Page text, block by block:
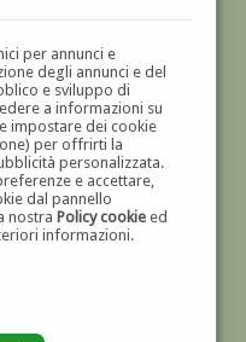
per annunci e
degli annunci e del
e sviluppo di
a informazioni su
impostare dei cookie
per offrirti la
personalizzata.
e accettare,
dal pannello
nostra Policy cookieed
informazioni.
'800 E '900